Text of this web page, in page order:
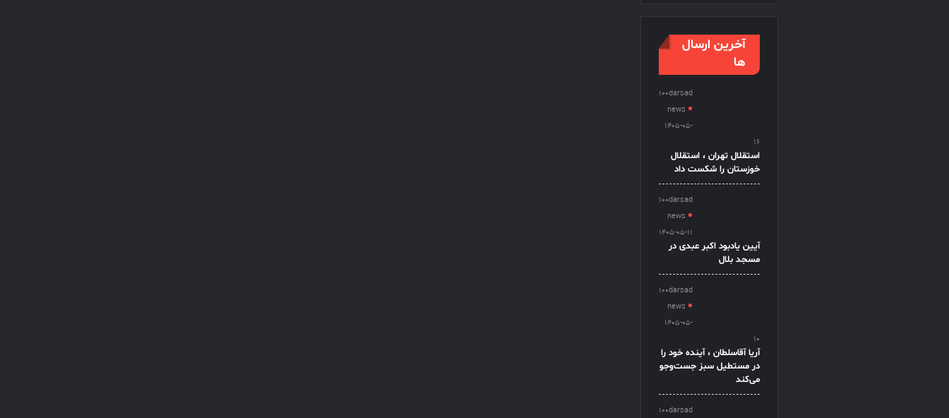
آخرین ارسال
ها
100darsad
news
1405-05-
16
استقلال تهران ، استقلال
خوزستان را شکست داد
100darsad
news
1405-05-11
آیین یادبود اکبر عبدی در
مسجد بلال
100darsad
news
1405-05-
10
آریا آقاسلطان ، آینده خود را
در مستطیل سبز جست‌وجو
می‌کند
100darsad